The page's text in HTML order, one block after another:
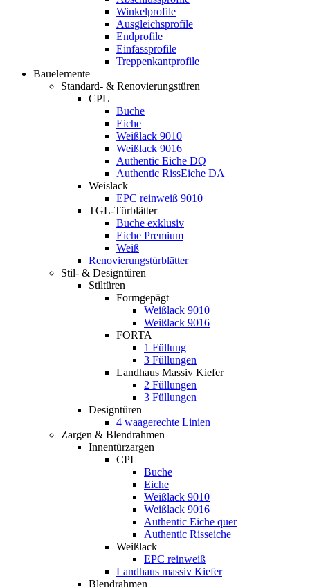
Winkelprofile
Ausgleichsprofile
Endprofile
Einfassprofile
Treppenkantprofile
Bauelemente
Standard- & Renovierungstüren
CPL
Buche
Eiche
Weißlack 9010
Weißlack 9016
Authentic Eiche DQ
Authentic RissEiche DA
Weislack
EPC reinweiß 9010
TGL-Türblätter
Buche exklusiv
Eiche Premium
Weiß
Renovierungstürblätter
Stil- & Designtüren
Stiltüren
Formgepägt
Weißlack 9010
Weißlack 9016
FORTA
1 Füllung
3 Füllungen
Landhaus Massiv Kiefer
2 Füllungen
3 Füllungen
Designtüren
4 waagerechte Linien
Zargen & Blendrahmen
Innentürzargen
CPL
Buche
Eiche
Weißlack 9010
Weißlack 9016
Authentic Eiche quer
Authentic Risseiche
Weißlack
EPC reinweiß
Landhaus massiv Kiefer
Blendrahmen